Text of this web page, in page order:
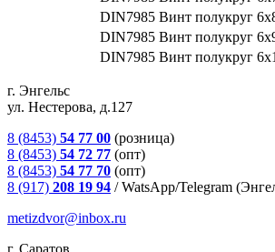
DIN7985 Винт полукруг
DIN7985 Винт полукруг
DIN7985 Винт полукруг
г. Энгельс
ул. Нестерова, д.127
8 (8453) 54 77 00 (розница)
8 (8453) 54 72 77 (опт)
8 (8453) 54 77 70 (опт)
8 (917) 208 19 94 /WatsApp/Telegram
metizdvor@inbox.ru
г. Саратов